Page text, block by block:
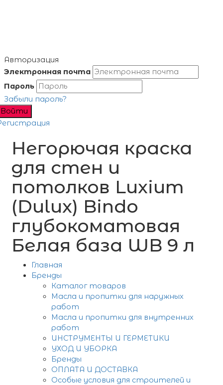
Авторизация
Электронная почта
Пароль
Забыли пароль?
Войти
Негорючая краска
для стен и
потолков Luxium
(Dulux) Bindo
глубокоматовая
Белая база WB 9 л
Главная
Бренды
Каталог товаров
Масла и пропитки для наружных
работ
Масла и пропитки для внутренних
работ
ИНСТРУМЕНТЫ И ГЕРМЕТИКИ
УХОД И УБОРКА
Бренды
ОПЛАТА И ДОСТАВКА
Особые условия для строителей и